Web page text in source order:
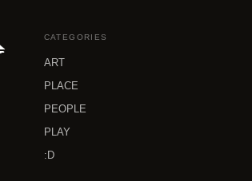
CATEGORIES
ART
PLACE
PEOPLE
PLAY
:D